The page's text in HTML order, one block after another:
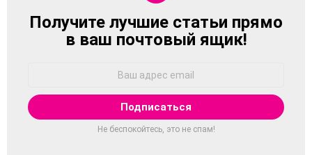
NEWSLETTER
Получите лучшие статьи прямо
в ваш почтовый ящик!
Не беспокойтесь, это не спам!